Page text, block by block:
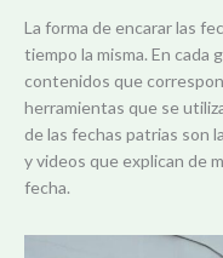
La forma de encarar las
tiempo la misma. En cada
contenidos que
herramientas que se
de las fechas patrias son
y videos que explican de
fecha.